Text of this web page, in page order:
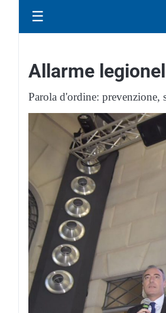
☰
Allarme
Parola d'ordine: prevenzione,